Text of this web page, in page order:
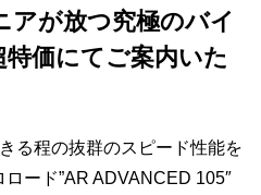
アが放つ究極のバイ
価にてご案内いた
る程の抜群のスピード性能を
ード”AR ADVANCED 105″